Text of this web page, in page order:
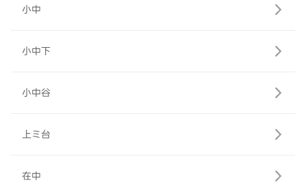
小中
小中下
小中谷
上ミ台
在中